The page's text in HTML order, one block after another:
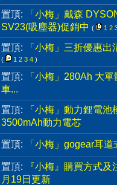
置頂:
「小梅」戴森
SV23(吸塵器)促銷中 ( 1 2
置頂: 「小梅」三折優惠
( 1 2 3 4 )
置頂:
「小梅」280Ah 大
車...
置頂:
「小梅」動力鋰電
3500mAh動力電芯
置頂: 「小梅」gogear耳
置頂:
『小梅』購買方式
月19日更新